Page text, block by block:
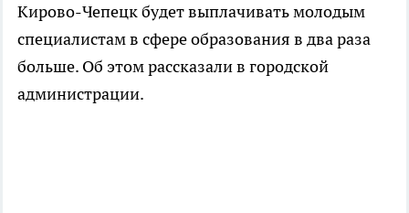
Кирово-Чепецк будет выплачивать молодым
специалистам в сфере образования в два раза
больше. Об этом рассказали в городской
администрации.